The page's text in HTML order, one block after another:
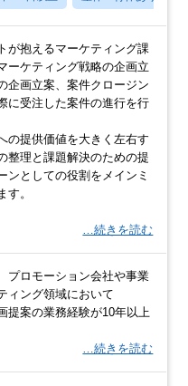
が抱えるマーケティング課
ーケティング戦略の企画立
企画立案、案件クロージン
に受注した案件の進行を行
の提供価値を大きく左右す
整理と課題解決のための提
ンとしての役割をメインミ
す。
…続きを読む
プロモーション会社や事業
ィング領域において
提案の業務経験が10年以上
…続きを読む